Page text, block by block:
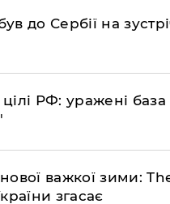
до Сербії на
РФ: уражені
важкої зими:
згасає